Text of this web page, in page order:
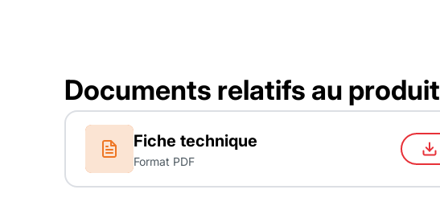
Documents relatifs au produit
Fiche technique
Format PDF